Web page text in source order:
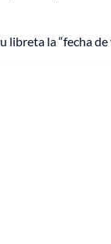
libreta la “fecha